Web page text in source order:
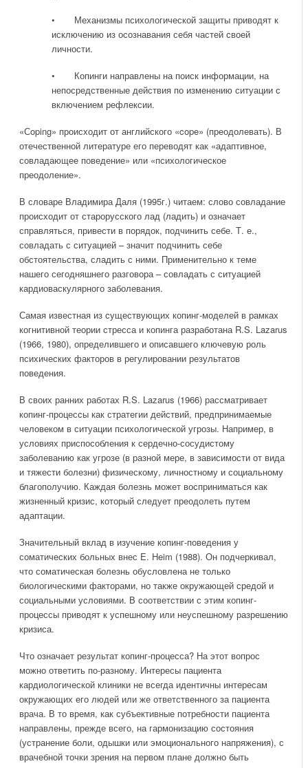
• Механизмы психологической защиты приводят к
исключению из осознавания себя частей своей
личности.
• Копинги направлены на поиск информации, на
непосредственные действия по изменению ситуации с
включением рефлексии.
«Сoping» происходит от английского «cope» (преодолевать). В
отечественной литературе его переводят как «адаптивное,
совладающее поведение» или «психологическое
преодоление».
В словаре Владимира Даля (1995г.) читаем: слово совладание
происходит от старорусского лад (ладить) и означает
справляться, привести в порядок, подчинить себе. Т. е.,
совладать с ситуацией – значит подчинить себе
обстоятельства, сладить с ними. Применительно к теме
нашего сегодняшнего разговора – совладать с ситуацией
кардиоваскулярного заболевания.
Самая известная из существующих копинг-моделей в рамках
когнитивной теории стресса и копинга разработана R.S. Lazarus
(1966, 1980), определившего и описавшего ключевую роль
психических факторов в регулировании результатов
поведения.
В своих ранних работах R.S. Lazarus (1966) рассматривает
копинг-процессы как стратегии действий, предпринимаемые
человеком в ситуации психологической угрозы. Например, в
условиях приспособления к сердечно-сосудистому
заболеванию как угрозе (в разной мере, в зависимости от вида
и тяжести болезни) физическому, личностному и социальному
благополучию. Каждая болезнь может восприниматься как
жизненный кризис, который следует преодолеть путем
адаптации.
Значительный вклад в изучение копинг-поведения у
соматических больных внес E. Heim (1988). Он подчеркивал,
что соматическая болезнь обусловлена не только
биологическими факторами, но также окружающей средой и
социальными условиями. В соответствии с этим копинг-
процессы приводят к успешному или неуспешному разрешению
кризиса.
Что означает результат копинг-процесса? На этот вопрос
можно ответить по-разному. Интересы пациента
кардиологической клиники не всегда идентичны интересам
окружающих его людей или же ответственного за пациента
врача. В то время, как субъективные потребности пациента
направлены, прежде всего, на гармонизацию состояния
(устранение боли, одышки или эмоционального напряжения), с
врачебной точки зрения на первом плане должно быть